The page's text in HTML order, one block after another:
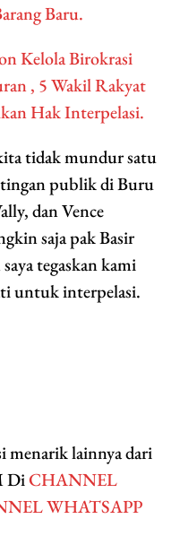
Baru.
Kelola Birokrasi
, 5 Wakil Rakyat
Hak Interpelasi.
tidak mundur satu
publik di Buru
dan Vence
saja pak Basir
tegaskan kami
untuk interpelasi.
lainnya dari
DiCHANNEL
WHATSAPP